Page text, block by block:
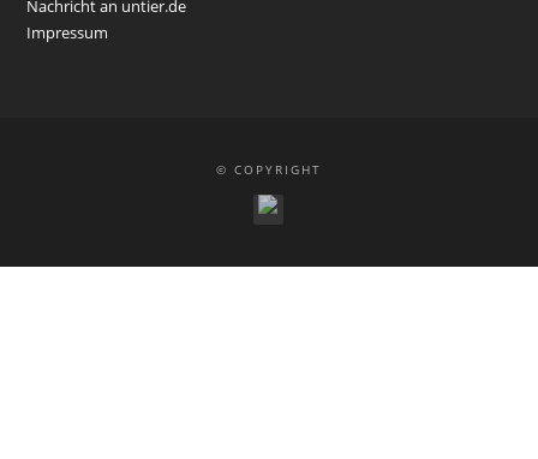
Nachricht an untier.de
Impressum
© COPYRIGHT